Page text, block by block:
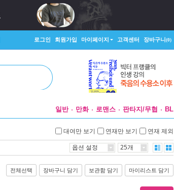
로그인 회원가입 마이페이지 고객센터 장바구니(0)
일반 만화 로맨스 판타지/무협 BL
대여만 보기 연재만 보기 연재 제외
옵션 설정 25개
전체선택 장바구니 담기 보관함 담기 마이리스트 담기